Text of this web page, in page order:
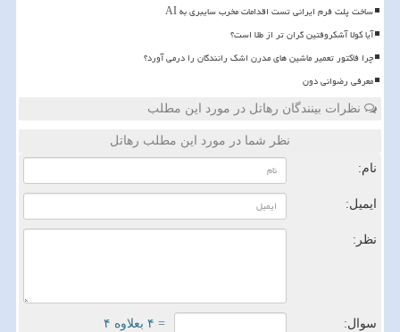
ساخت پلت فرم ایرانی تست اقدامات مخرب سایبری به AI
آیا کولا آشکروفتین گران تر از طلا است؟
چرا فاکتور تعمیر ماشین های مدرن اشک رانندگان را درمی آورد؟
معرفی رضوانی دون
نظرات بینندگان رهاتل در مورد این مطلب
نظر شما در مورد این مطلب رهاتل
نام:
ایمیل:
نظر:
سوال: = ۴ بعلاوه ۴